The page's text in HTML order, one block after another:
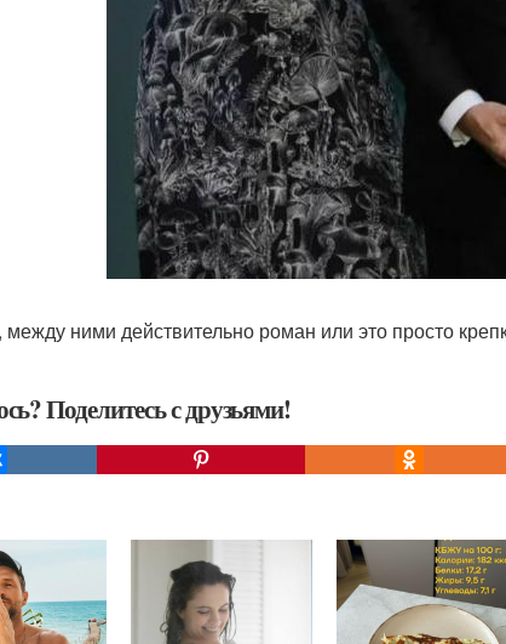
между ними действительно роман или это просто
Поделитесь с друзьями!